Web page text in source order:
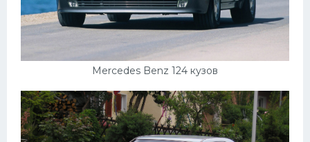
Mercedes Benz 124 кузов